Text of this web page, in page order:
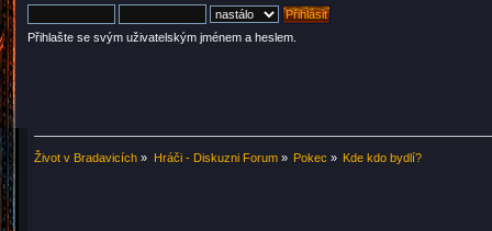
Přihlašte se svým uživatelským jménem a heslem.
Život v Bradavicích » Hráči - Diskuzni Forum» Pokec » Kde kdo bydlí?